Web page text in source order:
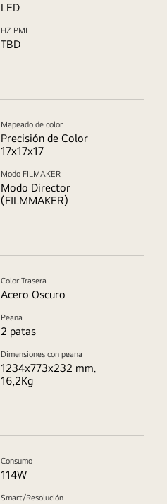
LED
HZ PMI
TBD
Mapeado de color
Precisión de Color
17x17x17
Modo FILMAKER
Modo Director
(FILMMAKER)
Color Trasera
Acero Oscuro
Peana
2 patas
Dimensiones con peana
1234x773x232 mm.
16,2Kg
Consumo
114W
Smart/Resolución